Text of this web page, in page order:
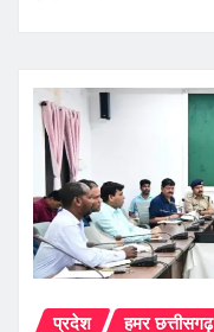
प्रदेश हमर छत्तीसगढ़